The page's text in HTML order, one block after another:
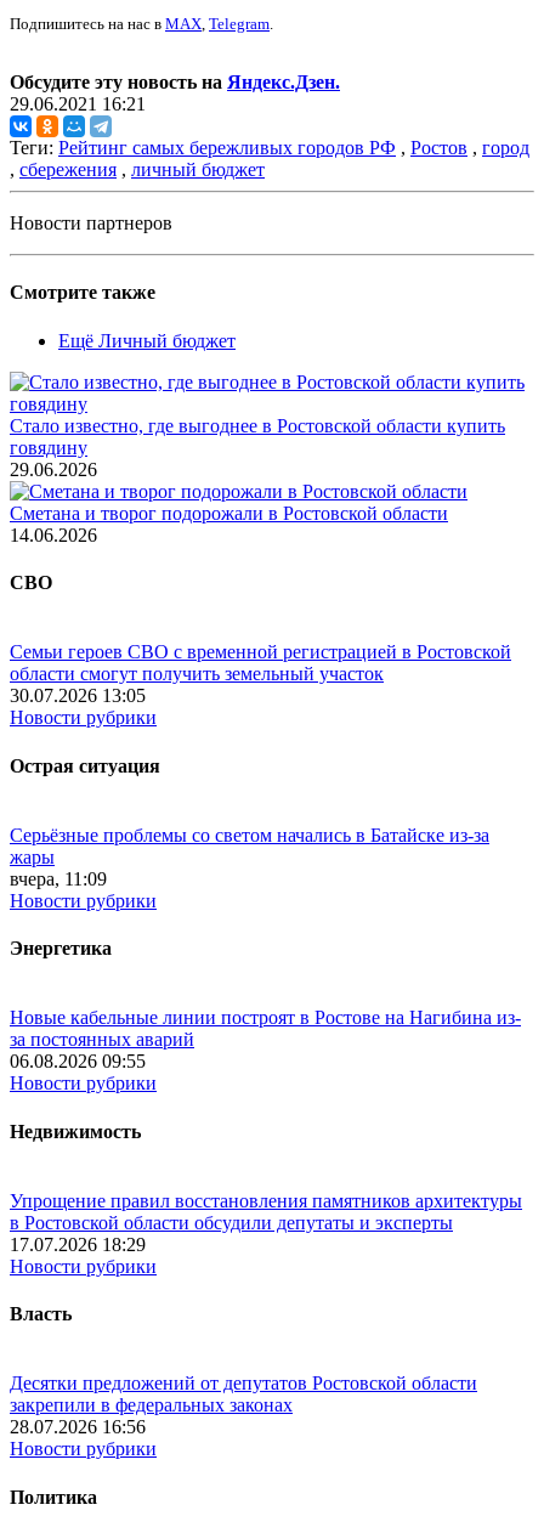
Подпишитесь на нас в MAX, Telegram.
Обсудите эту новость на Яндекс.Дзен.
29.06.2021 16:21
Теги: Рейтинг самых бережливых городов РФ , Ростов , город
, сбережения , личный бюджет
Новости партнеров
Смотрите также
Ещё Личный бюджет
Стало известно, где выгоднее в Ростовской области купить
говядину
29.06.2026
Сметана и творог подорожали в Ростовской области
14.06.2026
СВО
Семьи героев СВО с временной регистрацией в Ростовской
области смогут получить земельный участок
30.07.2026 13:05
Новости рубрики
Острая ситуация
Серьёзные проблемы со светом начались в Батайске из-за
жары
вчера, 11:09
Новости рубрики
Энергетика
Новые кабельные линии построят в Ростове на Нагибина из-
за постоянных аварий
06.08.2026 09:55
Новости рубрики
Недвижимость
Упрощение правил восстановления памятников архитектуры
в Ростовской области обсудили депутаты и эксперты
17.07.2026 18:29
Новости рубрики
Власть
Десятки предложений от депутатов Ростовской области
закрепили в федеральных законах
28.07.2026 16:56
Новости рубрики
Политика